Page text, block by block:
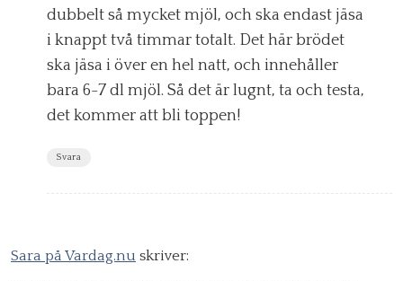
dubbelt så mycket mjöl, och ska endast jäsa
i knappt två timmar totalt. Det här brödet
ska jäsa i över en hel natt, och innehåller
bara 6-7 dl mjöl. Så det är lugnt, ta och testa,
det kommer att bli toppen!
Svara
Sara på Vardag.nu skriver: